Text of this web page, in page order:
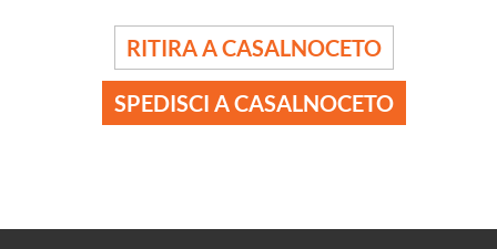
RITIRA A CASALNOCETO
SPEDISCI A CASALNOCETO